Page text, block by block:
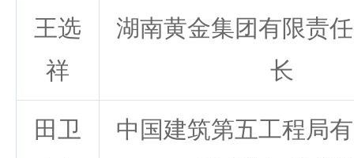
王选
祥
湖南黄金集团有限责
长
田卫
中国建筑第五工程局